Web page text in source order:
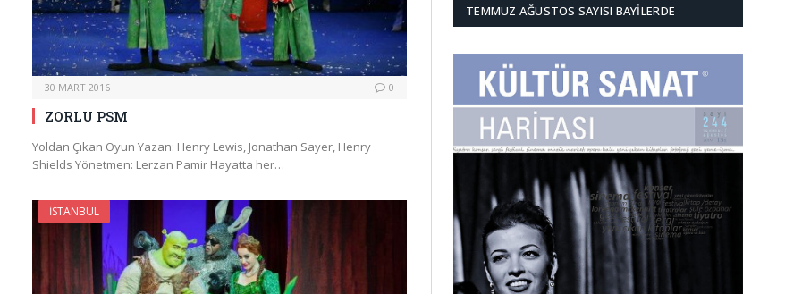
30 MART 2016 0
ZORLU PSM
Yoldan Çıkan Oyun Yazan: Henry Lewis, Jonathan Sayer, Henry
Shields Yönetmen: Lerzan Pamir Hayatta her…
İSTANBUL
TEMMUZ AĞUSTOS SAYISI BAYILERDE